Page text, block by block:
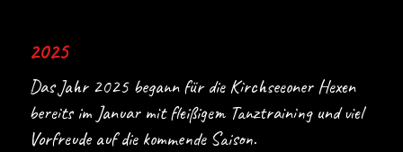
2025
Das Jahr 2025 begann für die Kirchseeoner Hexen
bereits im Januar mit fleißigem Tanztraining und viel
Vorfreude auf die kommende Saison.